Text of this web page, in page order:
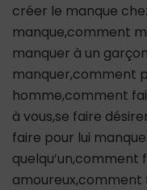
créer le manque
manque,comment
manquer à un
manquer,comment
homme,comment
à vous,se faire
faire pour lui
quelqu’un,comment
amoureux,comment